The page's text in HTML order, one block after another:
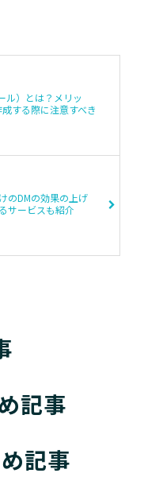
ル）とは？メリッ
する際に注意すべき
のDMの効果の上げ
サービスも紹介
記事
記事